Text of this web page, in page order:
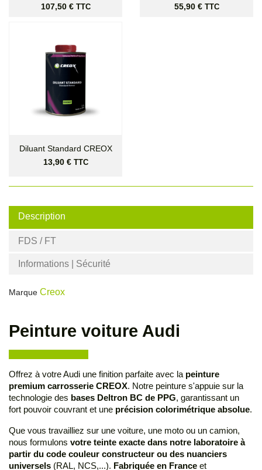
Prix
107,50 € TTC Prix
55,90 € TTC
Diluant Standard CREOX
Prix
13,90 € TTC
Description
FDS / FT
Informations | Sécurité
Marque Creox
Peinture voiture Audi
Offrez à votre Audi une finition parfaite avec la peinture
premium carrosserie CREOX. Notre peinture s'appuie sur la
technologie des bases Deltron BC de PPG, garantissant un
fort pouvoir couvrant et une précision colorimétrique absolue.
Que vous travailliez sur une voiture, une moto ou un camion,
nous formulons votre teinte exacte dans notre laboratoire à
partir du code couleur constructeur ou des nuanciers
universels (RAL, NCS,...). Fabriquée en France et